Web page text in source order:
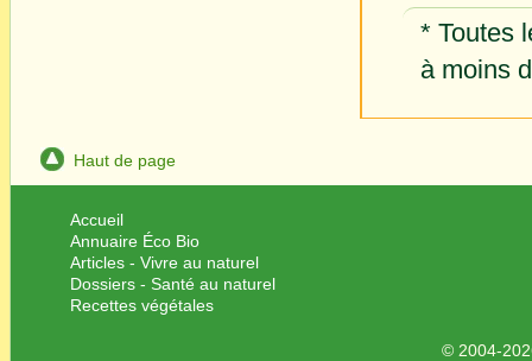
* Toutes
à moins
Haut de page
Accueil
Annuaire Éco Bio
Articles - Vivre au naturel
Dossiers - Santé au naturel
Recettes végétales
© 2004-